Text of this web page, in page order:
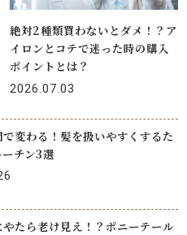
絶対2種類買わないとダメ！？ア
イロンとコテで迷った時の購入
ポイントとは？
2026.07.03
で変わる！髪を扱いやすくするた
チン3選
たら老け見え！？ポニーテール